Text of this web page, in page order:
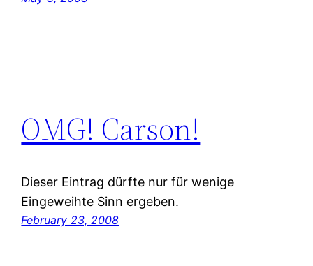
OMG! Carson!
Dieser Eintrag dürfte nur für wenige
Eingeweihte Sinn ergeben.
February 23, 2008